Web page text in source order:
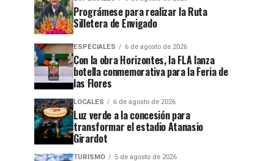
Prográmese para realizar la Ruta
Silletera de Envigado
ESPECIALES 6 de agosto de 2026
Con la obra Horizontes, la FLA lanza
botella conmemorativa para la Feria de
las Flores
LOCALES 6 de agosto de 2026
Luz verde a la concesión para
transformar el estadio Atanasio
Girardot
TURISMO 5 de agosto de 2026